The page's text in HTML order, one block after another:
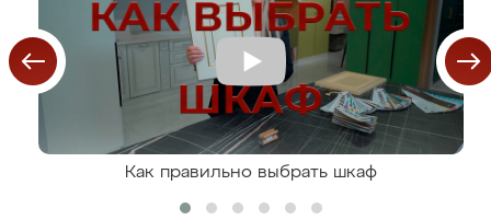
Как правильно выбрать шкаф